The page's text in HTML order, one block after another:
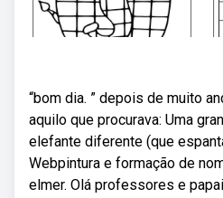
“bom dia. ” depois de muito
aquilo que procurava: Uma
elefante diferente (que
Webpintura e formação de
elmer. Olá professores e